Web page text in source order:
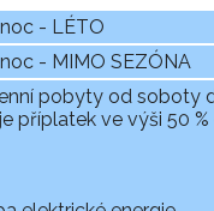
- LÉTO
- MIMO SEZÓNA
pobyty od soboty
příplatek ve výši 50